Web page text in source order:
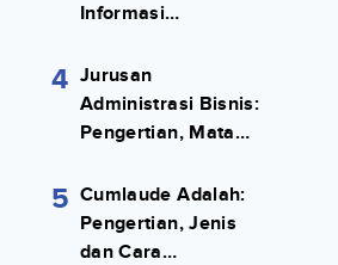
Informasi
4 Jurusan
Administrasi Bisnis:
Pengertian, Mata
Kerja Lengkap
5 Cumlaude Adalah:
Pengertian, Jenis
dan Cara